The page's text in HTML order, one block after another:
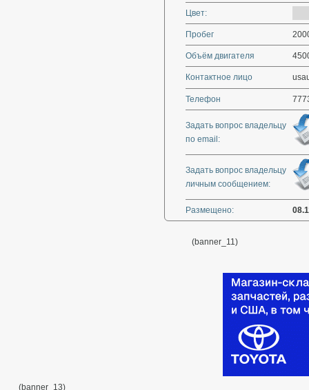
Цвет:
Пробег
Объём двигателя
Контактное лицо
Телефон
Задать вопрос владельцу
по email:
Задать вопрос владельцу
личным сообщением:
Размещено:
(banner_11)
(banner_13)